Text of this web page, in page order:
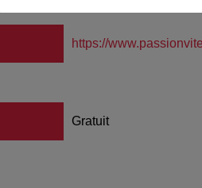
https://
Gratuit